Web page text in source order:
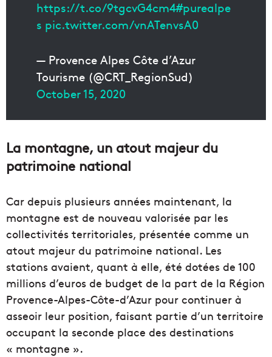
https://t.co/9tgcvG4cm4#purealpe
s pic.twitter.com/vnATenvsA0
— Provence Alpes Côte d’Azur
Tourisme (@CRT_RegionSud)
October 15, 2020
La montagne, un atout majeur du
patrimoine national
Car depuis plusieurs années maintenant, la
montagne est de nouveau valorisée par les
collectivités territoriales, présentée comme un
atout majeur du patrimoine national. Les
stations avaient, quant à elle, été dotées de 100
millions d’euros de budget de la part de la Région
Provence-Alpes-Côte-d’Azur pour continuer à
asseoir leur position, faisant partie d’un territoire
occupant la seconde place des destinations
« montagne ».